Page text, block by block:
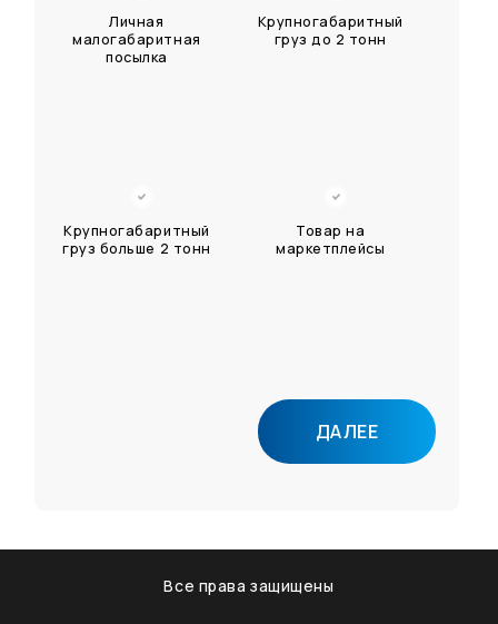
Личная
малогабаритная
посылка
Крупногабаритный
груз до 2 тонн
Крупногабаритный
груз больше 2 тонн
Товар на
маркетплейсы
Другой груз
ДАЛЕЕ
Все права защищены